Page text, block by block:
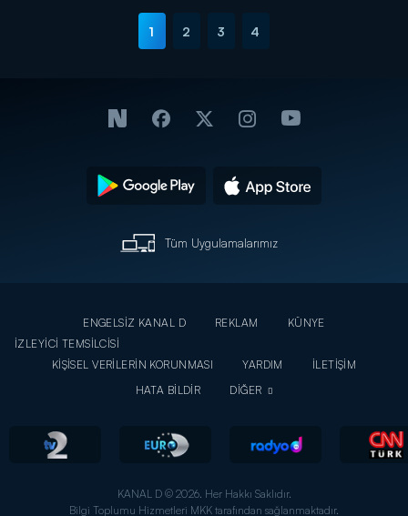
1 2 3 4
Tüm Uygulamalarımız
ENGELSİZ KANAL D REKLAM
KÜNYE
İZLEYİCİ TEMSİLCİSİ
KİŞİSEL VERİLERİN KORUNMASI
YARDIM
İLETİŞİM
HATA BİLDİR
DİĞER
KANAL D © 2026. Her Hakkı Saklıdır.
Bilgi Toplumu Hizmetleri MKK tarafından sağlanmaktadır.